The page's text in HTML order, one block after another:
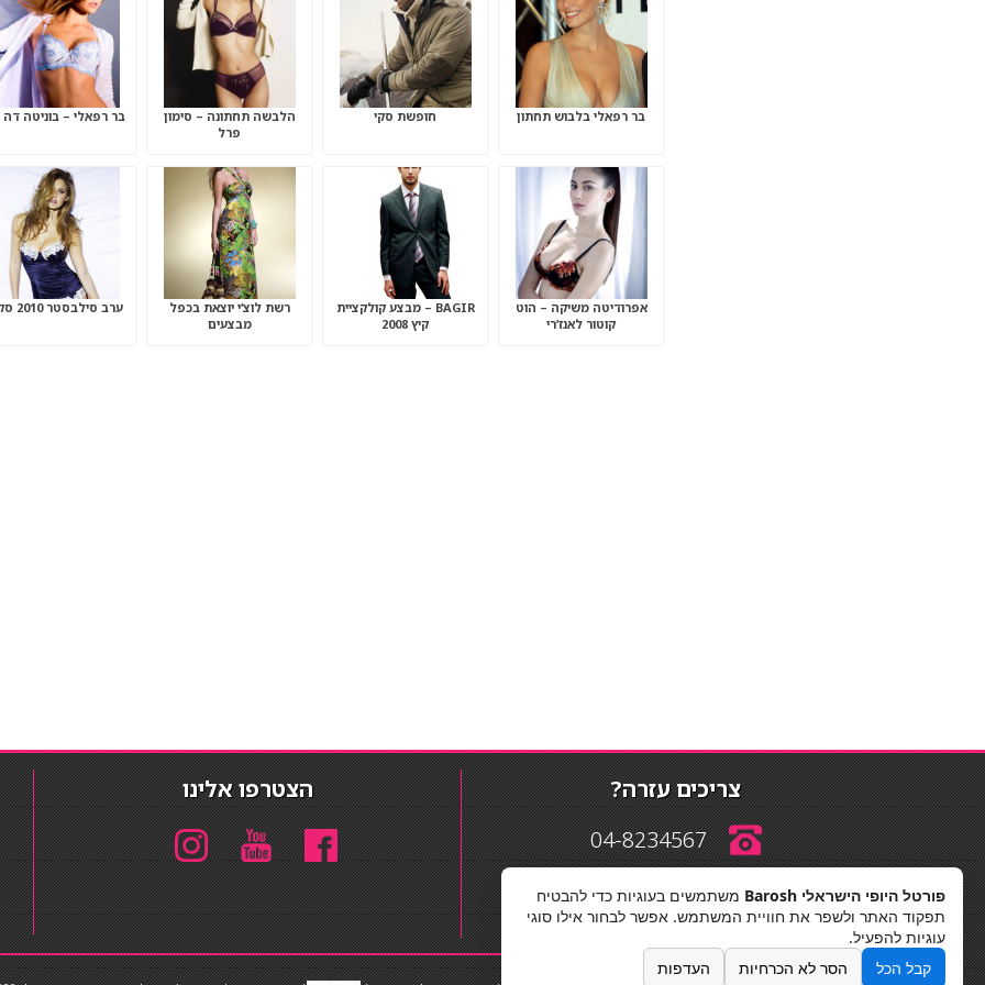
בר רפאלי בלבוש תחתון חופשת סקי
הלבשה תחתונה – סימון
פרל
בר רפאלי – בוניטה
אפרודיטה משיקה – הוט
קוטור לאנז’רי
BAGIR – מבצע קולקציית
קיץ 2008
רשת לוצ’י יוצאת בכפל
מבצעים
ערב סילבסטר 2010 סקסי
צריכים עזרה?
04-8234567
info@barosh.co.il
הצטרפו אלינו
פורטל היופי הישראלי Barosh
משתמשים בעוגיות כדי להבטיח
תפקוד האתר ולשפר את חוויית המשתמש. אפשר לבחור אילו סוגי
עוגיות להפעיל.
קבל הכל
הסר לא הכרחיות העדפות